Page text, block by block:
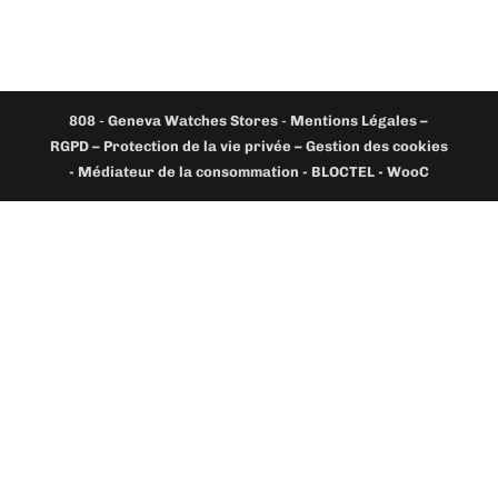
808 -Geneva Watches Stores - Mentions Légales –
RGPD – Protection de la vie privée – Gestion des cookies
- Médiateur de la consommation - BLOCTEL - WooC